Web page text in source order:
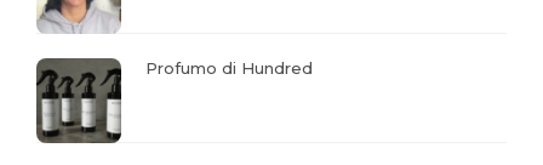
Profumo di Hundred